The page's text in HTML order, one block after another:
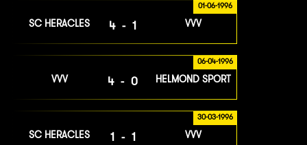
01-06-1996
SC HERACLES 4-1 VVV
06-04-1996
VVV 4-0 HELMOND SPORT
30-03-1996
SC HERACLES 1-1 VVV